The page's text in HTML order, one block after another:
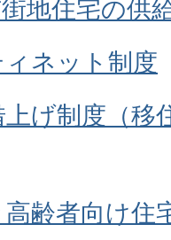
地住宅の供
ネット制度
げ制度（移
齢者向け住